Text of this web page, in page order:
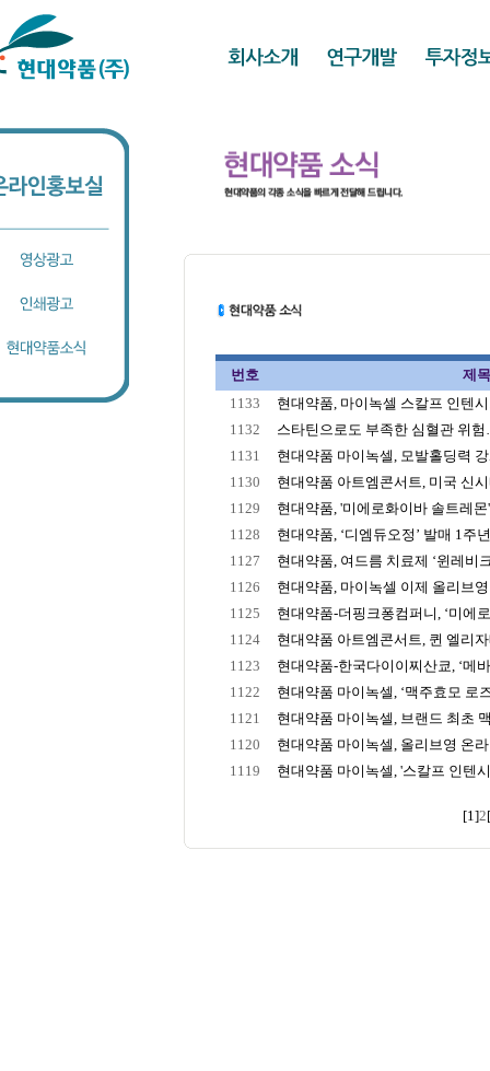
번호
제목
1133
현대약품, 마이녹셀 스칼프 인텐
1132
스타틴으로도 부족한 심혈관 위
1131
현대약품 마이녹셀, 모발홀딩력 강
1130
현대약품 아트엠콘서트, 미국 신
1129
현대약품, '미에로화이바 솔트레몬
1128
현대약품, ‘디엠듀오정’ 발매 1주
1127
현대약품, 여드름 치료제 ‘윈레비
1126
현대약품, 마이녹셀 이제 올리브
1125
현대약품-더핑크퐁컴퍼니, ‘미에
1124
현대약품 아트엠콘서트, 퀸 엘리
1123
현대약품-한국다이이찌산쿄, ‘메
1122
현대약품 마이녹셀, ‘맥주효모 로
1121
현대약품 마이녹셀, 브랜드 최초
1120
현대약품 마이녹셀, 올리브영 온
1119
현대약품 마이녹셀, '스칼프 인텐
[1]2